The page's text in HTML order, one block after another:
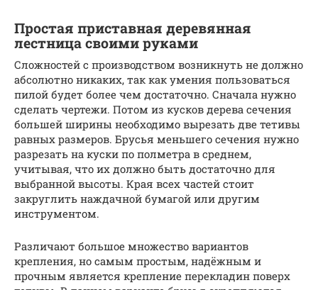
Простая приставная деревянная
лестница своими руками
Сложностей с производством возникнуть не должно
абсолютно никаких, так как умения пользоваться
пилой будет более чем достаточно. Сначала нужно
сделать чертежи. Потом из кусков дерева сечения
большей ширины необходимо вырезать две тетивы
равных размеров. Брусья меньшего сечения нужно
разрезать на куски по полметра в среднем,
учитывая, что их должно быть достаточно для
выбранной высоты. Края всех частей стоит
закруглить наждачной бумагой или другим
инструментом.
Различают большое множество вариантов
крепления, но самым простым, надёжным и
прочным является крепление перекладин поверх